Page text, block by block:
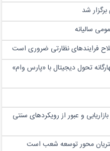
شد
سالیانه
فرایندهای نظارتی ضروری است
تحول دیجیتال با «پارس وام»
و عبور از رویکردهای سنتی
محور توسعه شعب است